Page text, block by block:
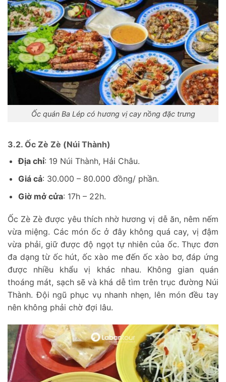
Ốc quán Ba Lép có hương vị cay nồng đặc trưng
3.2. Ốc Zè Zè (Núi Thành)
Địa chỉ: 19 Núi Thành, Hải Châu.
Giá cả: 30.000 – 80.000 đồng/ phần.
Giờ mở cửa: 17h – 22h.
Ốc Zè Zè được yêu thích nhờ hương vị dễ ăn, nêm nếm
vừa miệng. Các món ốc ở đây không quá cay, vị đậm
vừa phải, giữ được độ ngọt tự nhiên của ốc. Thực đơn
đa dạng từ ốc hút, ốc xào me đến ốc xào bơ, đáp ứng
được nhiều khẩu vị khác nhau. Không gian quán
thoáng mát, sạch sẽ và khá dễ tìm trên trục đường Núi
Thành. Đội ngũ phục vụ nhanh nhẹn, lên món đều tay
nên không phải chờ đợi lâu.